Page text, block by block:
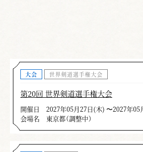
大会 世界剣道選手権大会
第20回 世界剣道選手権大会
開催日
2027年05月27日(木) 〜2027年05
会場名
東京都（調整中）